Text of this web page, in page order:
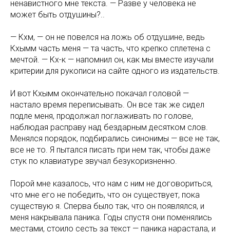
ненавистного мне текста. — Разве у человека не
может быть отдушины?..
— Кхм, — он не повелся на ложь об отдушине, ведь
Кхымм часть меня — та часть, что крепко сплетена с
мечтой. — Кх-к — напомнил он, как мы вместе изучали
критерии для рукописи на сайте одного из издательств.
И вот Кхымм окончательно покачал головой —
настало время переписывать. Он все так же сидел
подле меня, продолжал поглаживать по голове,
наблюдая расправу над бездарным десятком слов.
Менялся порядок, подбирались синонимы — все не так,
все не то. Я пытался писать при нем так, чтобы даже
стук по клавиатуре звучал безукоризненно.
Порой мне казалось, что нам с ним не договориться,
что мне его не победить, что он существует, пока
существую я. Сперва было так, что он появлялся, и
меня накрывала паника. Годы спустя они поменялись
местами, стоило сесть за текст — паника нарастала, и